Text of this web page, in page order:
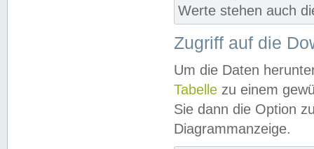
Werte stehen auch
Zugriff auf die
Um die Daten
Tabelle zu einem
Sie dann die Option
Diagrammanzeige.